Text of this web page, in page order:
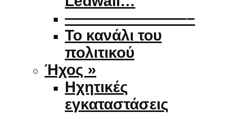
————————–
Το κανάλι του
πολιτικού
Ήχος »
Ηχητικές
εγκαταστάσεις